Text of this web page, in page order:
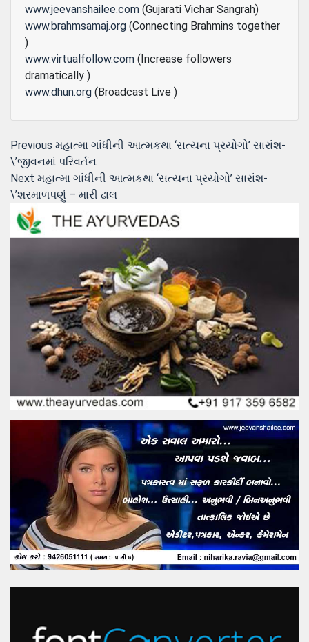
www.jeevanshailee.com (Gujarati Vichar Sangrah)
www.brahmsamaj.org (Connecting Brahmins together
)
www.virtualfollow.com (Increase followers
dramatically )
www.dhun.org (Broadcast Live )
Post
navigation
Previous Previous
post:
મહાત્મા ગાંધીની આત્મકથા ‘સત્યના પ્રયોગો’ સારાંશ-
\’જીવનમાં પરિવર્તન
Next Next
post:
મહાત્મા ગાંધીની આત્મકથા ‘સત્યના પ્રયોગો’ સારાંશ-
\’શરમાળપણું – મારી ઢાલ